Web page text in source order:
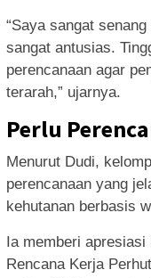
“Saya sangat
sangat antusias.
perencanaan agar
terarah,” ujarnya.
Perlu
Menurut Dudi,
perencanaan yang
kehutanan berbasis
Ia memberi
Rencana Kerja